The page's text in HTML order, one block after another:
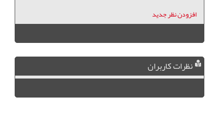
افزودن نظر جدید
نظرات کاربران